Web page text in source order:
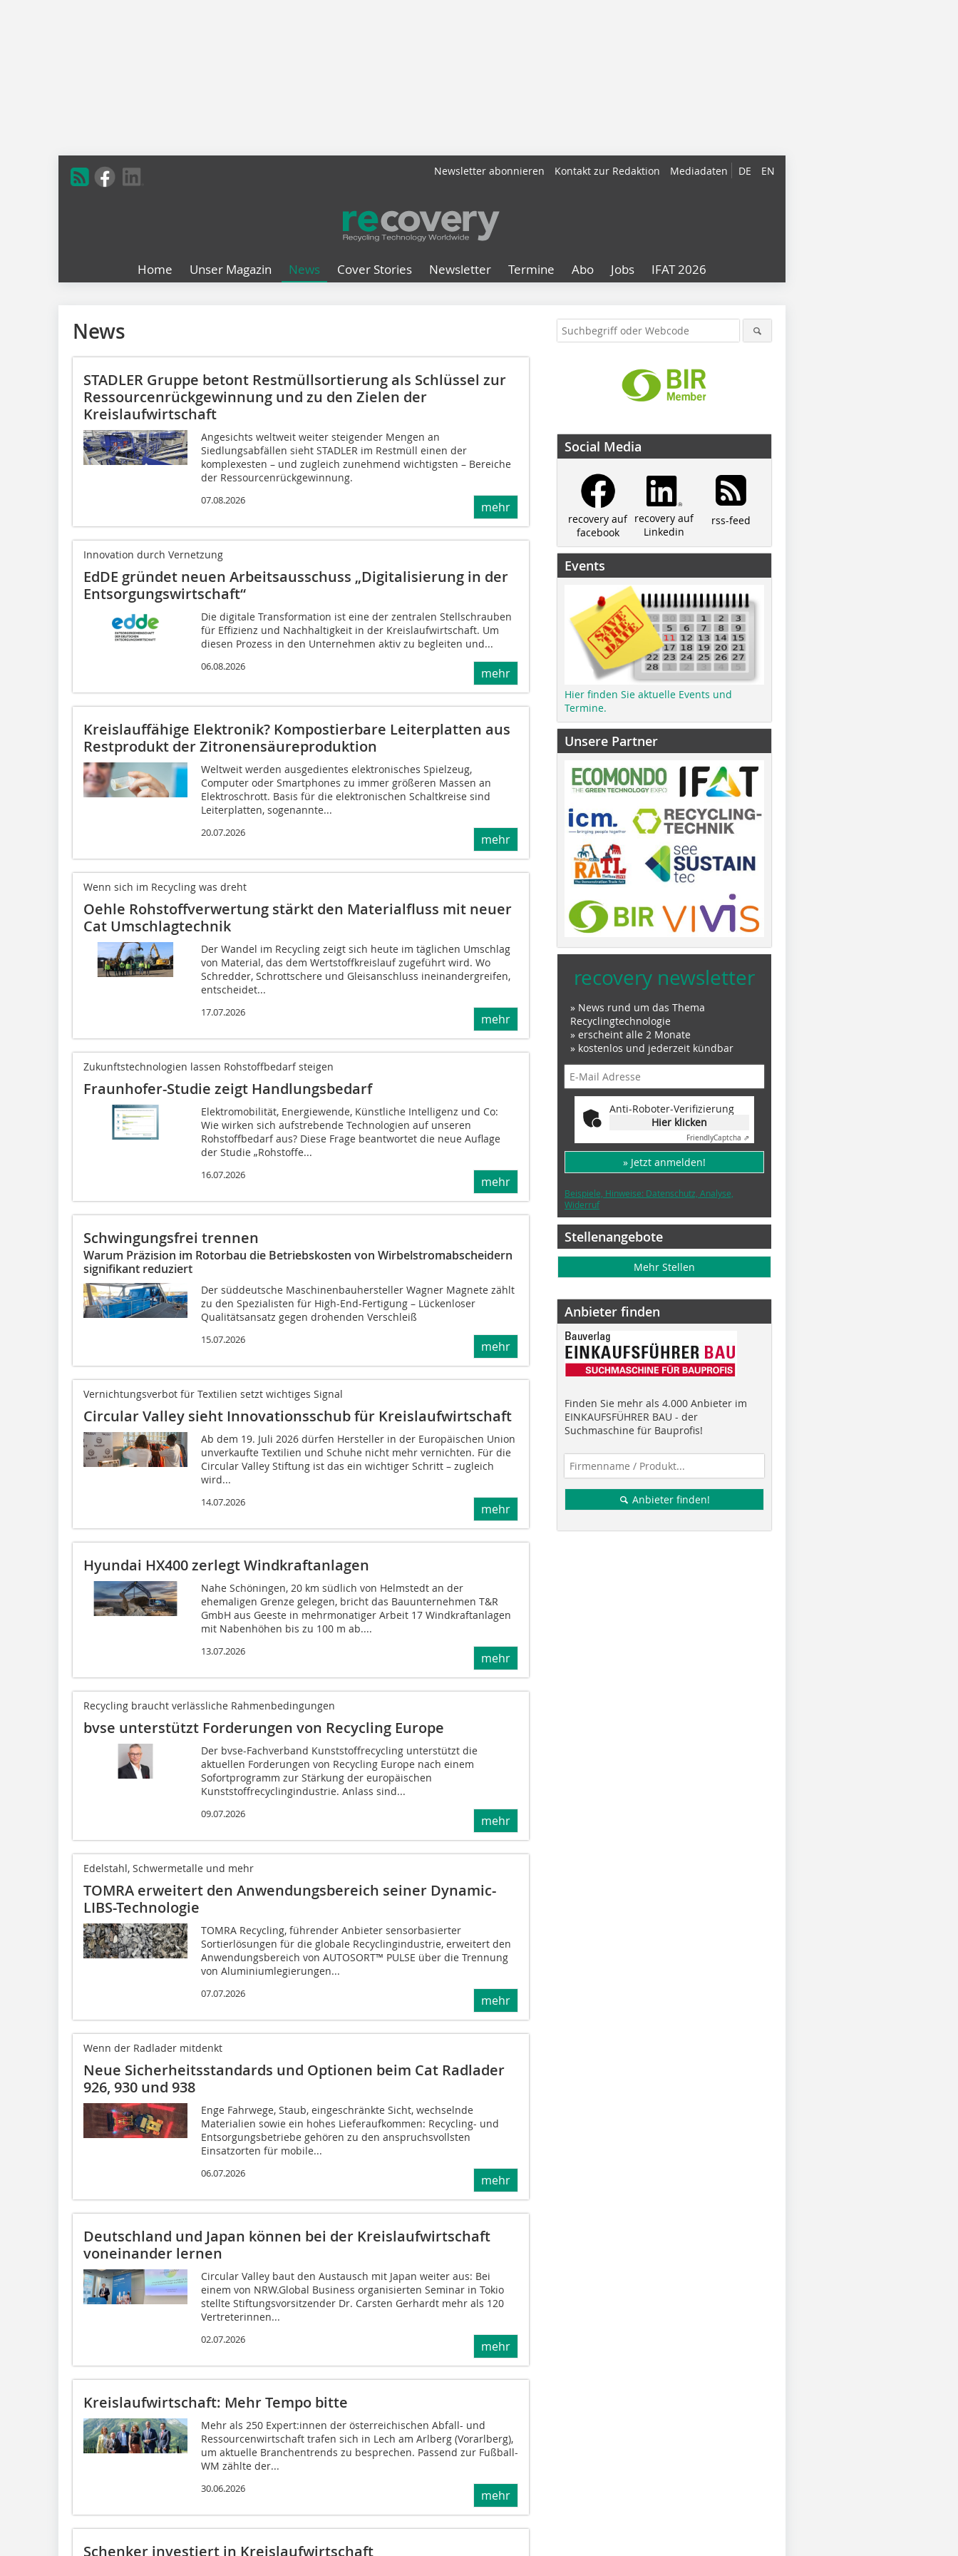
DE EN
Newsletter abonnieren Kontakt zur Redaktion Mediadaten
Home Unser Magazin News Cover Stories Newsletter Termine Abo Jobs IFAT 2026
News
STADLER Gruppe betont Restmüllsortierung als Schlüssel zur
Ressourcenrückgewinnung und zu den Zielen der
Kreislaufwirtschaft
Angesichts weltweit weiter steigender Mengen an
Siedlungsabfällen sieht STADLER im Restmüll einen der
komplexesten – und zugleich zunehmend wichtigsten – Bereiche
der Ressourcenrückgewinnung.
07.08.2026 mehr
Innovation durch Vernetzung
EdDE gründet neuen Arbeitsausschuss „Digitalisierung in der
Entsorgungswirtschaft“
Die digitale Transformation ist eine der zentralen Stellschrauben
für Effizienz und Nachhaltigkeit in der Kreislaufwirtschaft. Um
diesen Prozess in den Unternehmen aktiv zu begleiten und...
06.08.2026 mehr
Kreislauffähige Elektronik? Kompostierbare Leiterplatten aus
Restprodukt der Zitronensäureproduktion
Weltweit werden ausgedientes elektronisches Spielzeug,
Computer oder Smartphones zu immer größeren Massen an
Elektroschrott. Basis für die elektronischen Schaltkreise sind
Leiterplatten, sogenannte...
20.07.2026 mehr
Wenn sich im Recycling was dreht
Oehle Rohstoffverwertung stärkt den Materialfluss mit neuer
Cat Umschlagtechnik
Der Wandel im Recycling zeigt sich heute im täglichen Umschlag
von Material, das dem Wertstoffkreislauf zugeführt wird. Wo
Schredder, Schrottschere und Gleisanschluss ineinandergreifen,
entscheidet...
17.07.2026 mehr
Zukunftstechnologien lassen Rohstoffbedarf steigen
Fraunhofer-Studie zeigt Handlungsbedarf
Elektromobilität, Energiewende, Künstliche Intelligenz und Co:
Wie wirken sich aufstrebende Technologien auf unseren
Rohstoffbedarf aus? Diese Frage beantwortet die neue Auflage
der Studie „Rohstoffe...
16.07.2026 mehr
Schwingungsfrei trennen
Warum Präzision im Rotorbau die Betriebskosten von Wirbelstromabscheidern
signifikant reduziert
Der süddeutsche Maschinenbauhersteller Wagner Magnete zählt
zu den Spezialisten für High-End-Fertigung – Lückenloser
Qualitätsansatz gegen drohenden Verschleiß
15.07.2026 mehr
Vernichtungsverbot für Textilien setzt wichtiges Signal
Circular Valley sieht Innovationsschub für Kreislaufwirtschaft
Ab dem 19. Juli 2026 dürfen Hersteller in der Europäischen Union
unverkaufte Textilien und Schuhe nicht mehr vernichten. Für die
Circular Valley Stiftung ist das ein wichtiger Schritt – zugleich
wird...
14.07.2026 mehr
Hyundai HX400 zerlegt Windkraftanlagen
Nahe Schöningen, 20 km südlich von Helmstedt an der
ehemaligen Grenze gelegen, bricht das Bauunternehmen T&R
GmbH aus Geeste in mehrmonatiger Arbeit 17 Windkraftanlagen
mit Nabenhöhen bis zu 100 m ab....
13.07.2026 mehr
Recycling braucht verlässliche Rahmenbedingungen
bvse unterstützt Forderungen von Recycling Europe
Der bvse-Fachverband Kunststoffrecycling unterstützt die
aktuellen Forderungen von Recycling Europe nach einem
Sofortprogramm zur Stärkung der europäischen
Kunststoffrecyclingindustrie. Anlass sind...
09.07.2026 mehr
Edelstahl, Schwermetalle und mehr
TOMRA erweitert den Anwendungsbereich seiner Dynamic-
LIBS-Technologie
TOMRA Recycling, führender Anbieter sensorbasierter
Sortierlösungen für die globale Recyclingindustrie, erweitert den
Anwendungsbereich von AUTOSORT™ PULSE über die Trennung
von Aluminiumlegierungen...
07.07.2026 mehr
Wenn der Radlader mitdenkt
Neue Sicherheitsstandards und Optionen beim Cat Radlader
926, 930 und 938
Enge Fahrwege, Staub, eingeschränkte Sicht, wechselnde
Materialien sowie ein hohes Lieferaufkommen: Recycling- und
Entsorgungsbetriebe gehören zu den anspruchsvollsten
Einsatzorten für mobile...
06.07.2026 mehr
Deutschland und Japan können bei der Kreislaufwirtschaft
voneinander lernen
Circular Valley baut den Austausch mit Japan weiter aus: Bei
einem von NRW.Global Business organisierten Seminar in Tokio
stellte Stiftungsvorsitzender Dr. Carsten Gerhardt mehr als 120
Vertreterinnen...
02.07.2026 mehr
Kreislaufwirtschaft: Mehr Tempo bitte
Mehr als 250 Expert:innen der österreichischen Abfall- und
Ressourcenwirtschaft trafen sich in Lech am Arlberg (Vorarlberg),
um aktuelle Branchentrends zu besprechen. Passend zur Fußball-
WM zählte der...
30.06.2026 mehr
Schenker investiert in Kreislaufwirtschaft
Social Media
recovery auf
facebook
recovery auf
Linkedin
rss-feed
Events
Hier finden Sie aktuelle Events und
Termine.
Unsere Partner
recovery newsletter
» News rund um das Thema
Recyclingtechnologie
» erscheint alle 2 Monate
» kostenlos und jederzeit kündbar
Anti-Roboter-Verifizierung
Hier klicken
FriendlyCaptcha ⇗
» Jetzt anmelden!
Beispiele, Hinweise: Datenschutz, Analyse,
Widerruf
Stellenangebote
Mehr Stellen
Anbieter finden
Finden Sie mehr als 4.000 Anbieter im
EINKAUFSFÜHRER BAU - der
Suchmaschine für Bauprofis!
Anbieter finden!